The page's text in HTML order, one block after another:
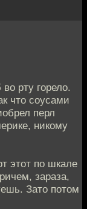
рту горело.
что соусами
перл
никому
этот по шкале
зараза,
Зато потом